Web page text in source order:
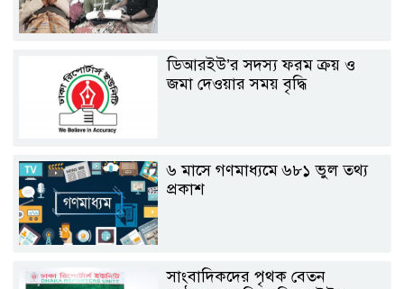
ডিআরইউ’র সদস্য ফরম ক্রয় ও
জমা দেওয়ার সময় বৃদ্ধি
৬ মাসে গণমাধ্যমে ৬৮১ ভুল তথ্য
প্রকাশ
সাংবাদিকদের পৃথক বেতন